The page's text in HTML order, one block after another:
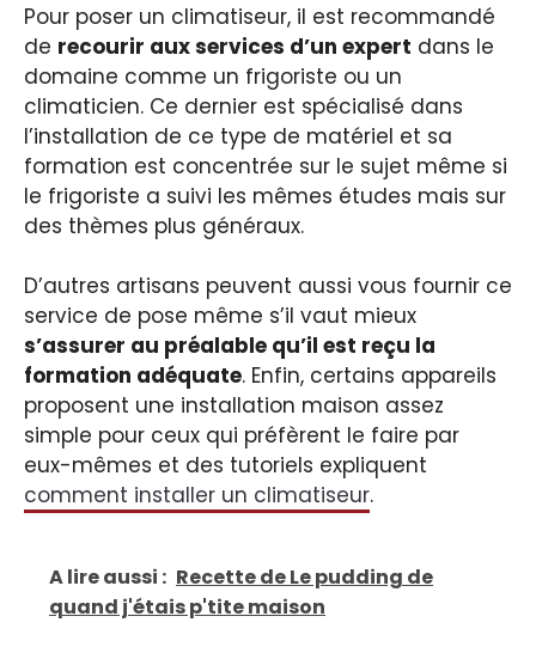
Pour poser un climatiseur, il est recommandé
de recourir aux services d’un expert dans le
domaine comme un frigoriste ou un
climaticien. Ce dernier est spécialisé dans
l’installation de ce type de matériel et sa
formation est concentrée sur le sujet même si
le frigoriste a suivi les mêmes études mais sur
des thèmes plus généraux.
D’autres artisans peuvent aussi vous fournir ce
service de pose même s’il vaut mieux
s’assurer au préalable qu’il est reçu la
formation adéquate. Enfin, certains appareils
proposent une installation maison assez
simple pour ceux qui préfèrent le faire par
eux-mêmes et des tutoriels expliquent
comment installer un climatiseur.
A lire aussi : Recette de Le pudding de
quand j'étais p'tite maison